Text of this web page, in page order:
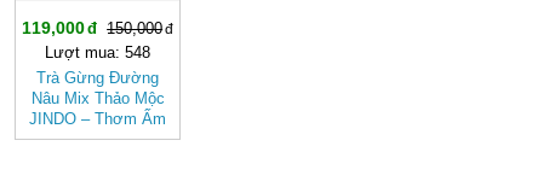
119,000
150,000
Lượt mua: 548
Trà Gừng Đường
Nâu Mix Thảo Mộc
JINDO – Thơm Ấm
Tự Nhiên, Dễ Uống